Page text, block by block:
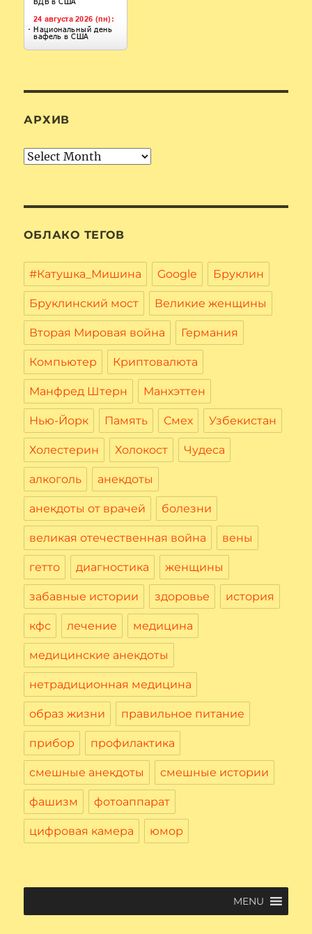
АРХИВ
Архив
ОБЛАКО ТЕГОВ
#Катушка_Мишина Google Бруклин
Бруклинский мост Великие женщины
Вторая Мировая война Германия
Компьютер Криптовалюта
Манфред Штерн Манхэттен
Нью-Йорк Память Смех Узбекистан
Холестерин Холокост Чудеса
алкоголь анекдоты
анекдоты от врачей болезни
великая отечественная война вены
гетто диагностика женщины
забавные истории здоровье история
кфс лечение медицина
медицинские анекдоты
нетрадиционная медицина
образ жизни правильное питание
прибор профилактика
смешные анекдоты смешные истории
фашизм фотоаппарат
цифровая камера юмор
MENU